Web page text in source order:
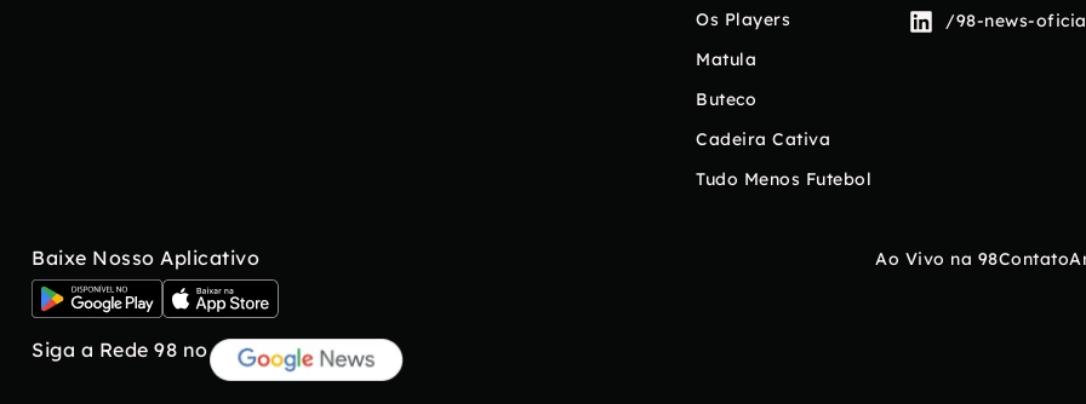
Os Players
Matula
Buteco
Cadeira Cativa
Tudo Menos Futebol
/98-news-
Baixe Nosso Aplicativo
Siga a Rede 98 no
Ao Vivo na 98Contato